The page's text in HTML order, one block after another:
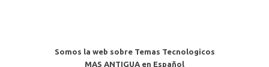
Somos la web sobre Temas Tecnologicos
MAS ANTIGUA en Español